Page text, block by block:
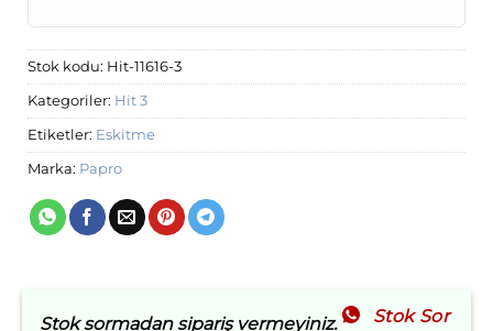
Stok kodu: Hit-11616-3
Kategoriler: Hit 3
Etiketler: Eskitme
Marka: Papro
Stok sormadan sipariş vermeyiniz. Stok Sor